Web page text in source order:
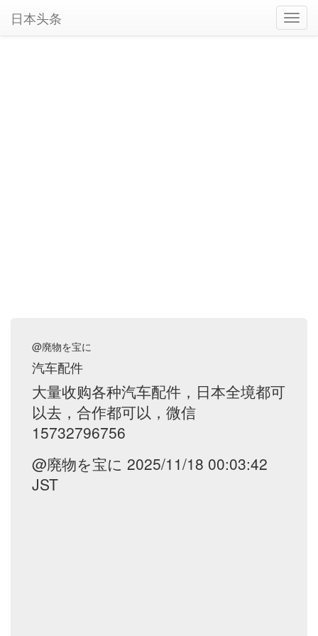
日本头条
@廃物を宝に
汽车配件
大量收购各种汽车配件，日本全境都可
以去，合作都可以，微信
15732796756
@廃物を宝に 2025/11/18 00:03:42
JST